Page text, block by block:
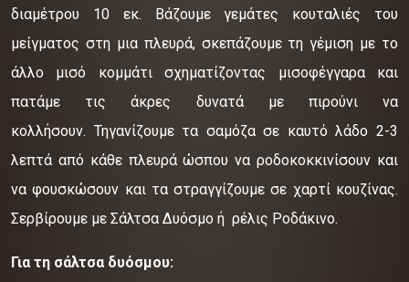
διαμέτρου 10 εκ. Βάζουμε γεμάτες κουταλιές του
μείγματος στη μια πλευρά, σκεπάζουμε τη γέμιση με το
άλλο μισό κομμάτι σχηματίζοντας μισοφέγγαρα και
πατάμε τις άκρες δυνατά με πιρούνι να
κολλήσουν. Τηγανίζουμε τα σαμόζα σε καυτό λάδο 2-3
λεπτά από κάθε πλευρά ώσπου να ροδοκοκκινίσουν και
να φουσκώσουν και τα στραγγίζουμε σε χαρτί κουζίνας.
Σερβίρουμε με Σάλτσα Δυόσμο ή ρέλις Ροδάκινο.
Για τη σάλτσα δυόσμου: